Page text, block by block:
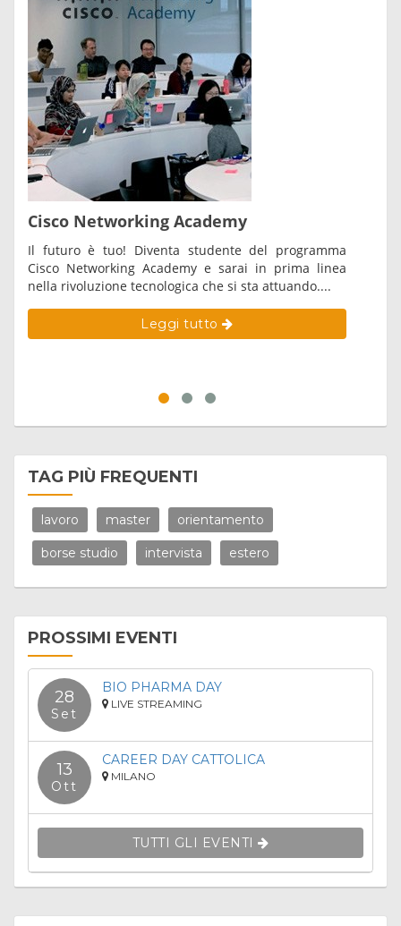
Cisco Networking Academy
Il futuro è tuo! Diventa studente del programma
Cisco Networking Academy e sarai in prima linea
nella rivoluzione tecnologica che si sta attuando....
Leggi tutto
TAG PIÙ FREQUENTI
lavoro master orientamento
borse studio intervista estero
PROSSIMI EVENTI
28
Set
BIO PHARMA DAY
LIVE STREAMING
13
Ott
CAREER DAY CATTOLICA
MILANO
TUTTI GLI EVENTI